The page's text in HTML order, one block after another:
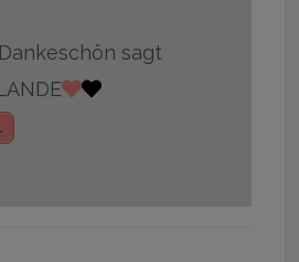
sagt